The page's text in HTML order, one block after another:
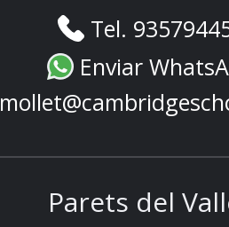
Tel.
Enviar
Parets del